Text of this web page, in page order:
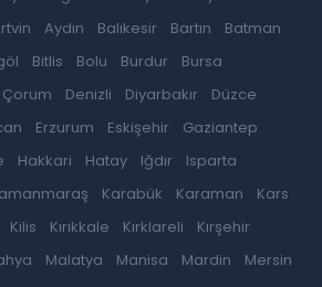
Aydın Balıkesir Bartın
Batman
Bitlis Bolu Burdur
Bursa
Çorum Denizli Diyarbakır
Düzce
Erzurum Eskişehir
Gaziantep
Hakkari Hatay Iğdır
Isparta
Karabük Karaman
Kars
Kilis Kırıkkale Kırklareli
Kırşehir
Malatya Manisa Mardin
Mersin